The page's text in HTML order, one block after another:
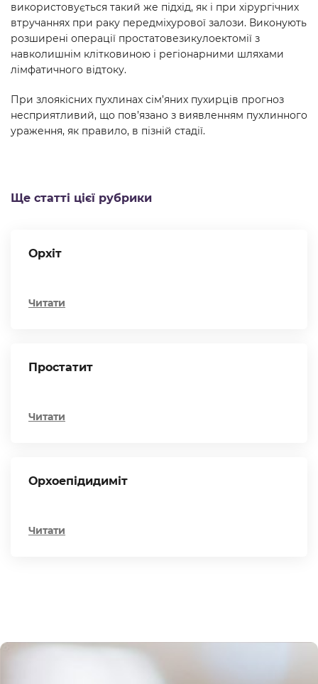
використовується такий же підхід, як і при хірургічних
втручаннях при раку передміхурової залози. Виконують
розширені операції простатовезикулоектомії з
навколишнім клітковиною і регіонарними шляхами
лімфатичного відтоку.
При злоякісних пухлинах сім’яних пухирців прогноз
несприятливий, що пов’язано з виявленням пухлинного
ураження, як правило, в пізній стадії.
Ще статті цієї рубрики
Орхіт
Читати
Простатит
Читати
Орхоепідидиміт
Читати